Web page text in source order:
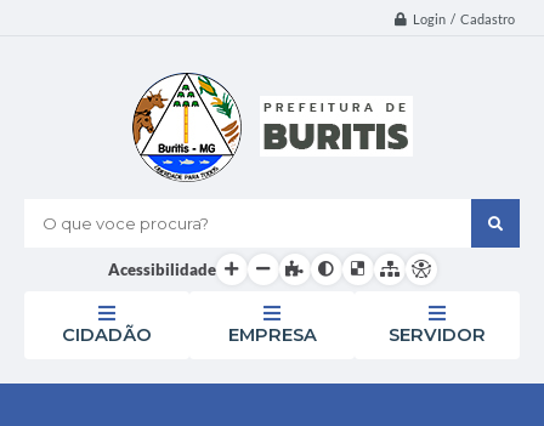
Login / Cadastro
O que voce procura?
Acessibilidade
CIDADÃO EMPRESA SERVIDOR